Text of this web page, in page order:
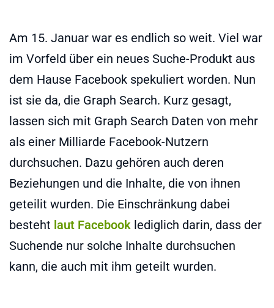
Am 15. Januar war es endlich so weit. Viel war
im Vorfeld über ein neues Suche-Produkt aus
dem Hause Facebook spekuliert worden. Nun
ist sie da, die Graph Search. Kurz gesagt,
lassen sich mit Graph Search Daten von mehr
als einer Milliarde Facebook-Nutzern
durchsuchen. Dazu gehören auch deren
Beziehungen und die Inhalte, die von ihnen
geteilit wurden. Die Einschränkung dabei
besteht laut Facebook lediglich darin, dass der
Suchende nur solche Inhalte durchsuchen
kann, die auch mit ihm geteilt wurden.